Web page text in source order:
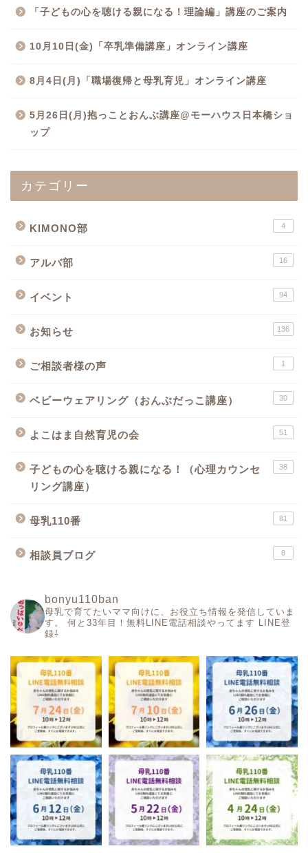
「子どもの心を聴ける親になる！理論編」講座のご案内
10月10日(金)「卒乳準備講座」オンライン講座
8月4日(月)「職場復帰と母乳育児」オンライン講座
5月26日(月)抱っことおんぶ講座@モーハウス日本橋ショ
ップ
カテゴリー
KIMONO部 4
アルバ部 16
イベント 94
お知らせ 136
ご相談者様の声 1
ベビーウェアリング（おんぶだっこ講座） 30
よこはま自然育児の会 51
子どもの心を聴ける親になる！（心理カウンセ
リング講座）
38
母乳110番 81
相談員ブログ 8
bonyu110ban
母乳で育てたいママ向けに、お役立ち情報を発信していま
す。
何と33年目！無料LINE電話相談やってます
LINE登
録⇩